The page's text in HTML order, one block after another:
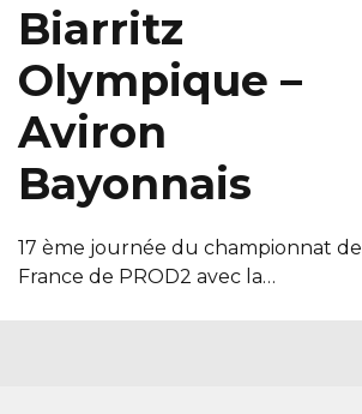
Biarritz
Olympique –
Aviron
Bayonnais
17 ème journée du championnat de
France de PROD2 avec la…